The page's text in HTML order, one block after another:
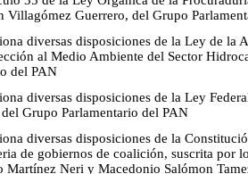
Villagómez Guerrero, del Grupo
diversas disposiciones de la Ley de la
al Medio Ambiente del Sector
del PAN
diversas disposiciones de la Ley
Grupo Parlamentario del PAN
diversas disposiciones de la
de gobiernos de coalición, suscrita por
Martínez Neri y Macedonio Salómon